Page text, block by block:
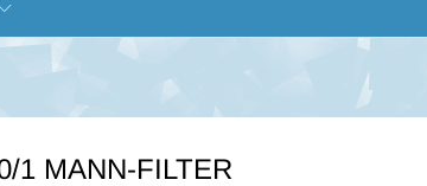
1 MANN-FILTER